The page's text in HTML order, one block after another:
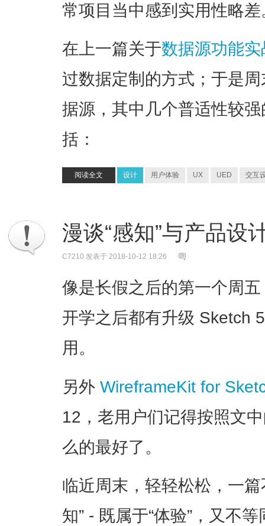
常项目当中感到实用性略差
在上一篇关于数据源功能
过数据定制的方式；于是
据源，其中几个普适性较
括：
阅读全文 设计 用户体验 UX UED 交互
漫谈“感知”与产品设
C7210 发表于 2018-10-12 18:26
像是长假之后的第一个周
开学之后都有升级 Sketch
用。
另外 WireframeKit for
12，老用户们记得按照文
么的最好了。
临近周末，轻轻松松，一
知” - 既属于“体验”，又不